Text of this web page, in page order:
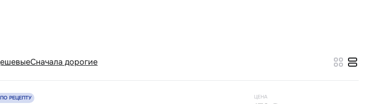
Cначала дорогие
ПО РЕЦЕПТУ ЦЕНА